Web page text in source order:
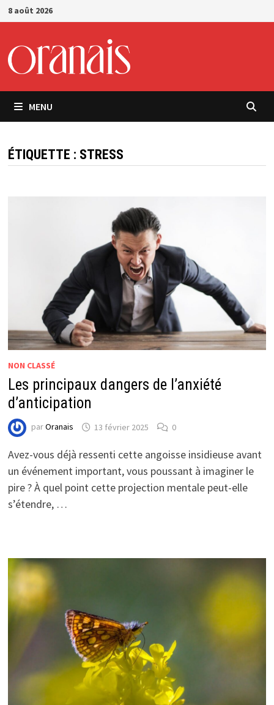
Passer
au
8 août 2026
MENU
ÉTIQUETTE : STRESS
NON CLASSÉ
Les principaux dangers de l’anxiété
d’anticipation
parOranais 13 février 2025 0
Avez-vous déjà ressenti cette angoisse insidieuse avant
un événement important, vous poussant à imaginer le
pire ? À quel point cette projection mentale peut-elle
s’étendre, …